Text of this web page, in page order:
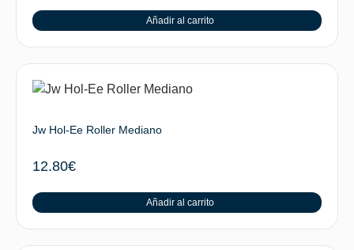
Añadir al carrito
Jw Hol-Ee Roller Mediano
12.80€
Añadir al carrito